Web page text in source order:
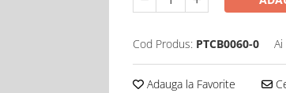
Cod Produs: PTCB0060-0
Adauga la Favorite